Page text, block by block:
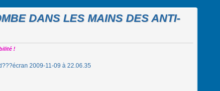
DANS LES MAINS DES ANTI-
!